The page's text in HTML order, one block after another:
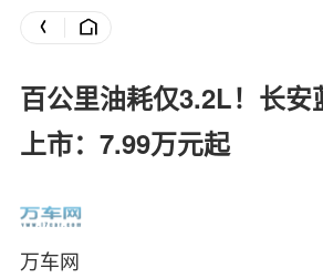
百公里油耗仅3.2L！长安
上市：7.99万元起
万车网